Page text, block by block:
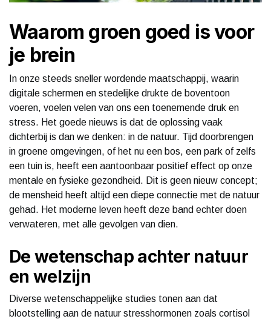
Waarom groen goed is voor
je brein
In onze steeds sneller wordende maatschappij, waarin
digitale schermen en stedelijke drukte de boventoon
voeren, voelen velen van ons een toenemende druk en
stress. Het goede nieuws is dat de oplossing vaak
dichterbij is dan we denken: in de natuur. Tijd doorbrengen
in groene omgevingen, of het nu een bos, een park of zelfs
een tuin is, heeft een aantoonbaar positief effect op onze
mentale en fysieke gezondheid. Dit is geen nieuw concept;
de mensheid heeft altijd een diepe connectie met de natuur
gehad. Het moderne leven heeft deze band echter doen
verwateren, met alle gevolgen van dien.
De wetenschap achter natuur
en welzijn
Diverse wetenschappelijke studies tonen aan dat
blootstelling aan de natuur stresshormonen zoals cortisol